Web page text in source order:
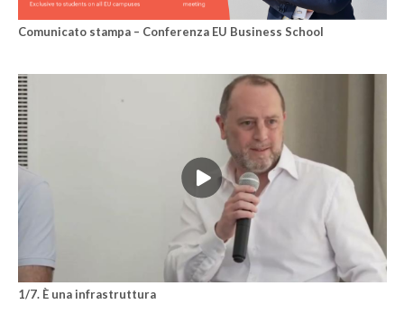
Comunicato stampa – Conferenza EU Business School
1/7. È una infrastruttura